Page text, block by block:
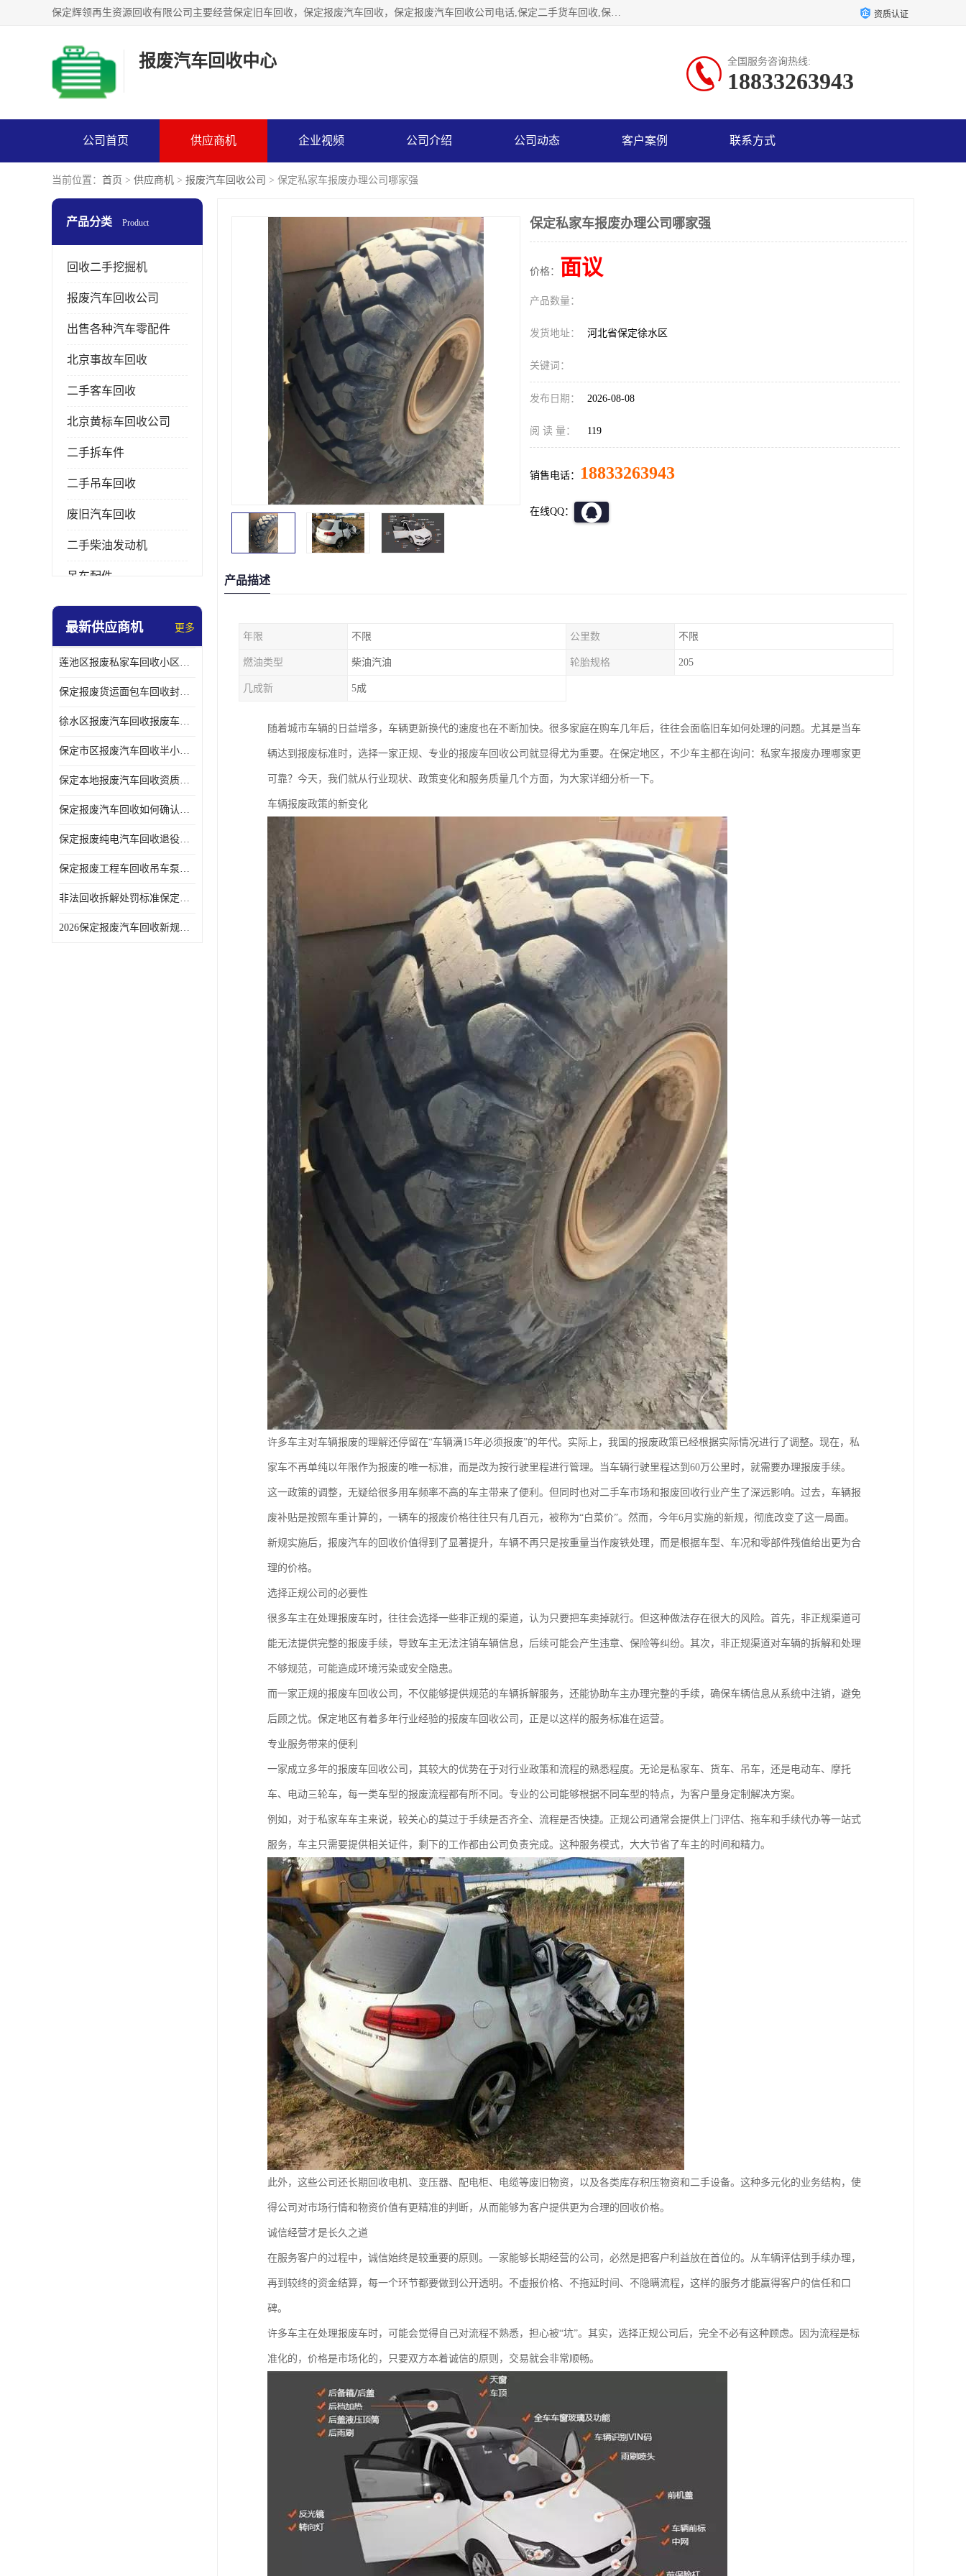
保定辉领再生资源回收有限公司主要经营保定旧车回收，保定报废汽车回收，保定报废汽车回收公司电话,保定二手货车回收,保定黄标车回收, 保定黄标车回收，保定哪里收报废车，保定废旧汽车回收，保定汽车报废手续办理，保定汽车解体厂。将通过采取区域限行促进淘汰、经济补助激励新、加大上路*法处罚、加强达标排放监管等综合措施，对老旧机动车逐步实行末位淘汰，加快老旧机动车淘汰新 资质认证
报废汽车回收中心 全国服务咨询热线:
18833263943
公司首页 供应商机 企业视频 公司介绍 公司动态 客户案例 联系方式
当前位置： 首页 > 供应商机 > 报废汽车回收公司 > 保定私家车报废办理公司哪家强
产品分类 Product
回收二手挖掘机
报废汽车回收公司
出售各种汽车零配件
北京事故车回收
二手客车回收
北京黄标车回收公司
二手拆车件
二手吊车回收
废旧汽车回收
二手柴油发动机
吊车配件
挖掘机拆车件
最新供应商机 更多
莲池区报废私家车回收小区上门拖车便捷
保定报废货运面包车回收封闭货车报废销户
徐水区报废汽车回收报废车辆补贴申请流程
保定市区报废汽车回收半小时上门现场估价
保定本地报废汽车回收资质齐全无隐形收费
保定报废汽车回收如何确认车辆完成销户
保定报废纯电汽车回收退役电池统一处置
保定报废工程车回收吊车泵车挖掘机回收拆解
非法回收拆解处罚标准保定报废车合规提示
2026保定报废汽车回收新规解读车主必看
保定私家车报废办理公司哪家强
价格： 面议
产品数量：
发货地址： 河北省保定徐水区
关键词：
发布日期： 2026-08-08
阅 读 量： 119
销售电话： 18833263943
在线QQ：
产品描述
年限 不限 公里数 不限
燃油类型 柴油汽油 轮胎规格 205
几成新 5成
随着城市车辆的日益增多，车辆更新换代的速度也在不断加快。很多家庭在购车几年后，往往会面临旧车如何处理的问题。尤其是当车
辆达到报废标准时，选择一家正规、专业的报废车回收公司就显得尤为重要。在保定地区，不少车主都在询问：私家车报废办理哪家更
可靠？今天，我们就从行业现状、政策变化和服务质量几个方面，为大家详细分析一下。
车辆报废政策的新变化
许多车主对车辆报废的理解还停留在“车辆满15年必须报废”的年代。实际上，我国的报废政策已经根据实际情况进行了调整。现在，私
家车不再单纯以年限作为报废的唯一标准，而是改为按行驶里程进行管理。当车辆行驶里程达到60万公里时，就需要办理报废手续。
这一政策的调整，无疑给很多用车频率不高的车主带来了便利。但同时也对二手车市场和报废回收行业产生了深远影响。过去，车辆报
废补贴是按照车重计算的，一辆车的报废价格往往只有几百元，被称为“白菜价”。然而，今年6月实施的新规，彻底改变了这一局面。
新规实施后，报废汽车的回收价值得到了显著提升，车辆不再只是按重量当作废铁处理，而是根据车型、车况和零部件残值给出更为合
理的价格。
选择正规公司的必要性
很多车主在处理报废车时，往往会选择一些非正规的渠道，认为只要把车卖掉就行。但这种做法存在很大的风险。首先，非正规渠道可
能无法提供完整的报废手续，导致车主无法注销车辆信息，后续可能会产生违章、保险等纠纷。其次，非正规渠道对车辆的拆解和处理
不够规范，可能造成环境污染或安全隐患。
而一家正规的报废车回收公司，不仅能够提供规范的车辆拆解服务，还能协助车主办理完整的手续，确保车辆信息从系统中注销，避免
后顾之忧。保定地区有着多年行业经验的报废车回收公司，正是以这样的服务标准在运营。
专业服务带来的便利
一家成立多年的报废车回收公司，其较大的优势在于对行业政策和流程的熟悉程度。无论是私家车、货车、吊车，还是电动车、摩托
车、电动三轮车，每一类车型的报废流程都有所不同。专业的公司能够根据不同车型的特点，为客户量身定制解决方案。
例如，对于私家车车主来说，较关心的莫过于手续是否齐全、流程是否快捷。正规公司通常会提供上门评估、拖车和手续代办等一站式
服务，车主只需要提供相关证件，剩下的工作都由公司负责完成。这种服务模式，大大节省了车主的时间和精力。
此外，这些公司还长期回收电机、变压器、配电柜、电缆等废旧物资，以及各类库存积压物资和二手设备。这种多元化的业务结构，使
得公司对市场行情和物资价值有更精准的判断，从而能够为客户提供更为合理的回收价格。
诚信经营才是长久之道
在服务客户的过程中，诚信始终是较重要的原则。一家能够长期经营的公司，必然是把客户利益放在首位的。从车辆评估到手续办理，
再到较终的资金结算，每一个环节都要做到公开透明。不虚报价格、不拖延时间、不隐瞒流程，这样的服务才能赢得客户的信任和口
碑。
许多车主在处理报废车时，可能会觉得自己对流程不熟悉，担心被“坑”。其实，选择正规公司后，完全不必有这种顾虑。因为流程是标
准化的，价格是市场化的，只要双方本着诚信的原则，交易就会非常顺畅。